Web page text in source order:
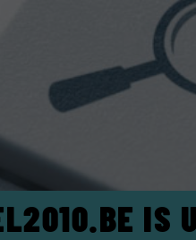
IS